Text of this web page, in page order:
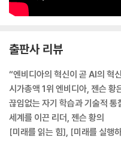
--- p.26
대 뒤에서, 때로는 데니스식당에
물이다. 그는 때때로 인터뷰중
가였다. 그래서 단순한 컴퓨팅
그는 인연을 중시했다. 그의 핵
그는 여가 시간의 대부분을 아내
뷰를 많이 할수록 그의 다음 말
출판사 리뷰
“엔비디아의 혁신이 곧 AI의 혁
시가총액 1위 엔비디아, 젠슨 황
끊임없는 자기 학습과 기술적
세계를 이끈 리더, 젠슨 황의
[미래를 읽는 힘], [미래를 실행